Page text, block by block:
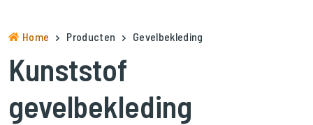
h
m
e
a
Home Producten Gevelbekleding
Kunststof
gevelbekleding